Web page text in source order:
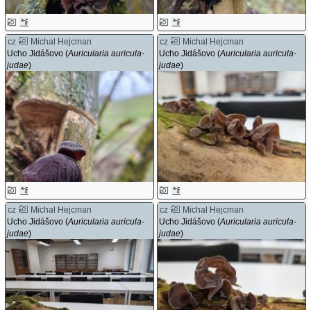
cz
Michal Hejcman
Ucho Jidášovo (Auricularia auricula-
judae)
cz
Michal Hejcman
Ucho Jidášovo (Auricularia auricula-
judae)
cz
Michal Hejcman
Ucho Jidášovo (Auricularia auricula-
judae)
cz
Michal Hejcman
Ucho Jidášovo (Auricularia auricula-
judae)